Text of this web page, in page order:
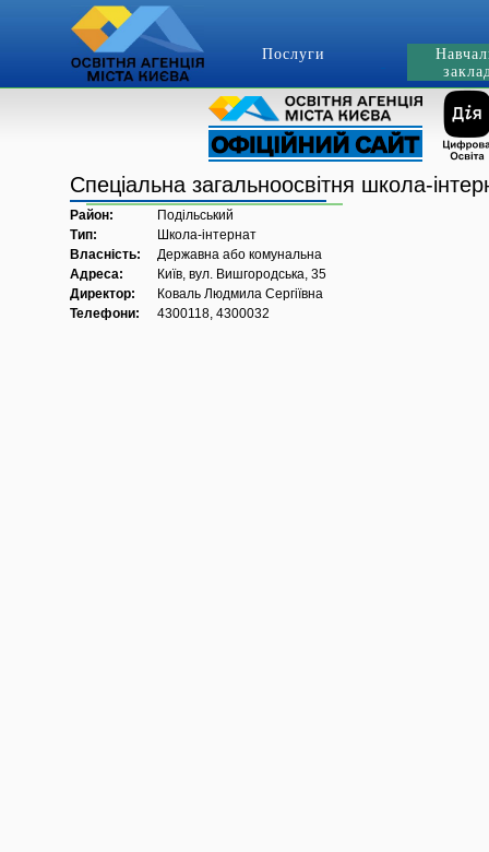
Послуги
Спеціальна загальноосвітня школа-
Район:
Подільський
Тип:
Школа-інтернат
Власність:
Державна або комунальна
Адреса:
Київ, вул. Вишгородська, 35
Директор:
Коваль Людмила Сергіївна
Телефони:
4300118, 4300032